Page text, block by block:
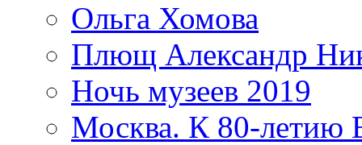
Ольга Хомова
Плющ Александр
Ночь музеев 2019
Москва. К 80-